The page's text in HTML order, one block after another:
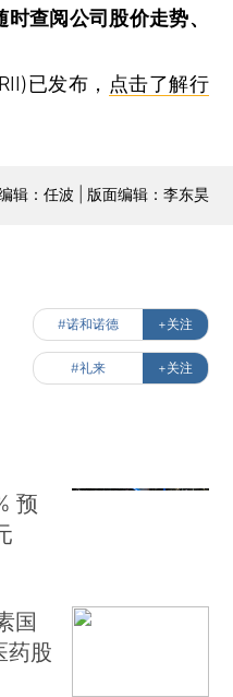
时查阅公司股价走势、
已发布， 点击了解行
辑：任波 | 版面编辑：李东昊
#诺和诺德 +关注
#礼来 +关注
预
国
药股